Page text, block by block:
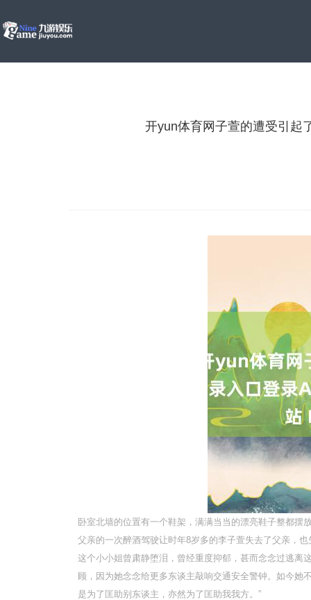
开yun体育网子萱的遭受引起
卧室北墙的位置有一个鞋架，满满当当的漂亮鞋子整都
父亲的一次醉酒驾驶让时年8岁多的李子萱失去了父亲，
这个小小姐曾肃静堕泪，曾经重度抑郁，甚而念念过逃离
顾，因为她念念给更多东谈主敲响交通安全警钟。如今她
是为了匡助别东谈主，亦然为了匡助我我方。”